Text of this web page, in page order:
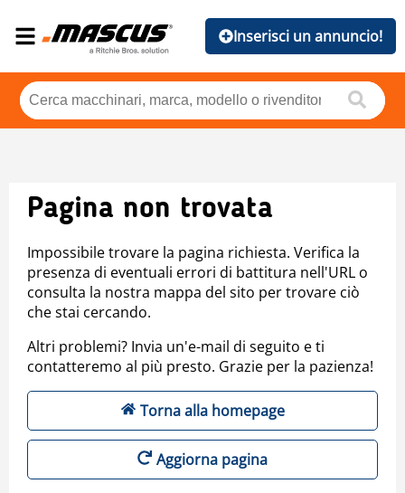
Inserisci un annuncio!
Pagina non trovata
Impossibile trovare la pagina richiesta. Verifica la
presenza di eventuali errori di battitura nell'URL o
consulta la nostra mappa del sito per trovare ciò
che stai cercando.
Altri problemi? Invia un'e-mail di seguito e ti
contatteremo al più presto. Grazie per la pazienza!
Torna alla homepage
Aggiorna pagina